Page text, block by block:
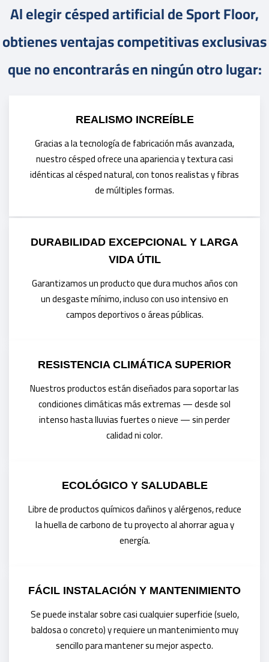
Al elegir césped artificial de Sport Floor,
obtienes ventajas competitivas exclusivas
que no encontrarás en ningún otro lugar:
REALISMO INCREÍBLE
Gracias a la tecnología de fabricación más avanzada,
nuestro césped ofrece una apariencia y textura casi
idénticas al césped natural, con tonos realistas y fibras
de múltiples formas.
DURABILIDAD EXCEPCIONAL Y LARGA
VIDA ÚTIL
Garantizamos un producto que dura muchos años con
un desgaste mínimo, incluso con uso intensivo en
campos deportivos o áreas públicas.
RESISTENCIA CLIMÁTICA SUPERIOR
Nuestros productos están diseñados para soportar las
condiciones climáticas más extremas — desde sol
intenso hasta lluvias fuertes o nieve — sin perder
calidad ni color.
ECOLÓGICO Y SALUDABLE
Libre de productos químicos dañinos y alérgenos, reduce
la huella de carbono de tu proyecto al ahorrar agua y
energía.
FÁCIL INSTALACIÓN Y MANTENIMIENTO
Se puede instalar sobre casi cualquier superficie (suelo,
baldosa o concreto) y requiere un mantenimiento muy
sencillo para mantener su mejor aspecto.